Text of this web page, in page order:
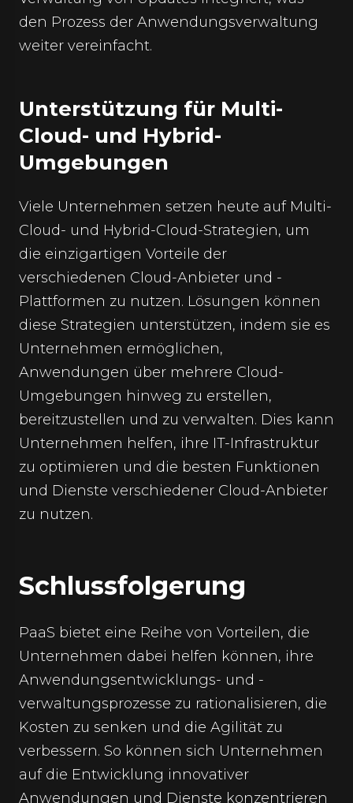
den Prozess der Anwendungsverwaltung
weiter vereinfacht.
Unterstützung für Multi-
Cloud- und Hybrid-
Umgebungen
Viele Unternehmen setzen heute auf Multi-
Cloud- und Hybrid-Cloud-Strategien, um
die einzigartigen Vorteile der
verschiedenen Cloud-Anbieter und -
Plattformen zu nutzen. Lösungen können
diese Strategien unterstützen, indem sie es
Unternehmen ermöglichen,
Anwendungen über mehrere Cloud-
Umgebungen hinweg zu erstellen,
bereitzustellen und zu verwalten. Dies kann
Unternehmen helfen, ihre IT-Infrastruktur
zu optimieren und die besten Funktionen
und Dienste verschiedener Cloud-Anbieter
zu nutzen.
Schlussfolgerung
PaaS bietet eine Reihe von Vorteilen, die
Unternehmen dabei helfen können, ihre
Anwendungsentwicklungs- und -
verwaltungsprozesse zu rationalisieren, die
Kosten zu senken und die Agilität zu
verbessern. So können sich Unternehmen
auf die Entwicklung innovativer
Anwendungen und Dienste konzentrieren